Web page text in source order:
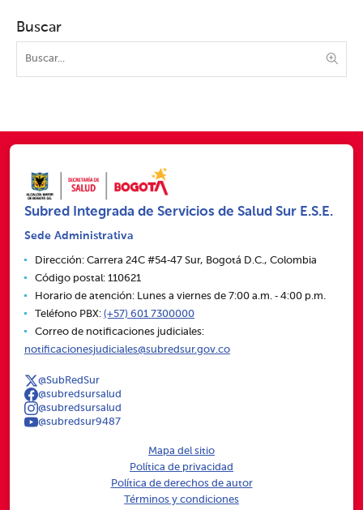
Buscar
Subred Integrada de Servicios de Salud Sur E.S.E.
Sede Administrativa
Dirección: Carrera 24C #54‑47 Sur, Bogotá D.C., Colombia
Código postal: 110621
Horario de atención: Lunes a viernes de 7:00 a.m. ‑ 4:00 p.m.
Teléfono PBX: (+57) 601 7300000
Correo de notificaciones judiciales:
notificacionesjudiciales@subredsur.gov.co
@SubRedSur
@subredsursalud
@subredsursalud
@subredsur9487
Mapa del sitio
Política de privacidad
Política de derechos de autor
Términos y condiciones